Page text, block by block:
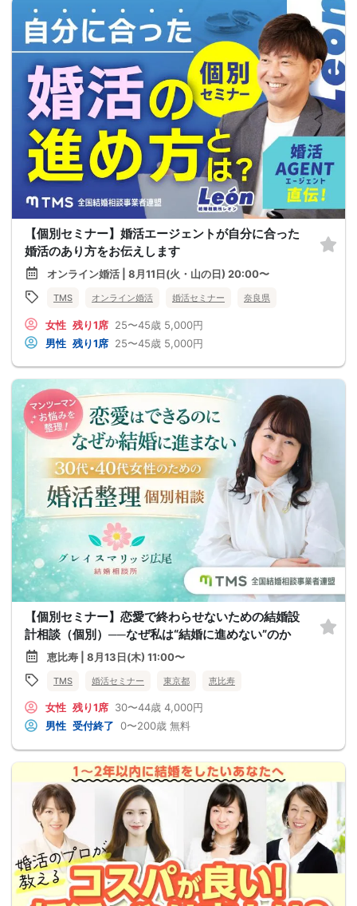
【個別セミナー】婚活エージェントが自分に合った
婚活のあり方をお伝えします
オンライン婚活 | 8月11日(火・山の日) 20:00〜
TMS オンライン婚活 婚活セミナー 奈良県
女性 残り1席 25〜45歳 5,000円
男性 残り1席 25〜45歳 5,000円
【個別セミナー】恋愛で終わらせないための結婚設
計相談（個別）──なぜ私は“結婚に進めない”のか
恵比寿 | 8月13日(木) 11:00〜
TMS 婚活セミナー 東京都 恵比寿
女性 残り1席 30〜44歳 4,000円
男性 受付終了 0〜200歳 無料